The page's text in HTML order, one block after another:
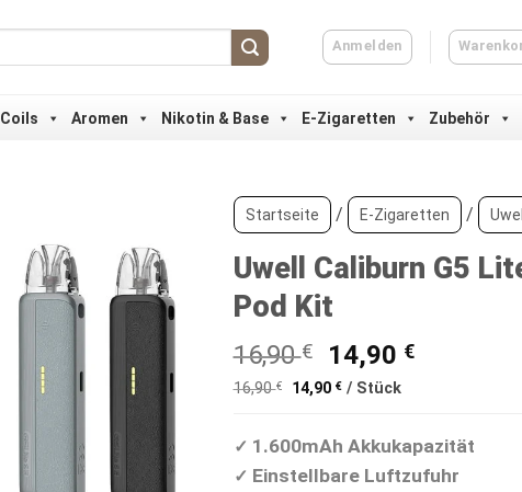
Anmelden
Coils Aromen Nikotin & Base E-Zigaretten Zubehör
Startseite / E-Zigaretten / Uwell
Uwell Caliburn G5
Pod Kit
16,90€
Ursprünglicher
Preis
16,90 €
14,90 €Aktueller
14,90 €.
16,90€
Ursprünglicher
Preis
14,90 €Aktueller
/ Stück
✓ 1.600mAh Akkukapazität
✓ Einstellbare Luftzufuhr